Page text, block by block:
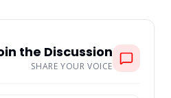
the Discussion
SHARE YOUR VOICE